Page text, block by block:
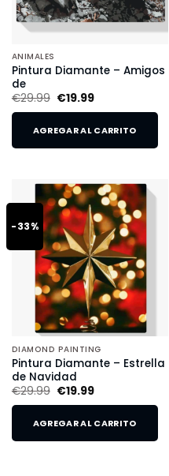
ANIMALES
Pintura Diamante – Amigos
de
€29.99 €19.99
AGREGAR AL CARRITO
-33%
DIAMOND PAINTING
Pintura Diamante – Estrella
de Navidad
€29.99 €19.99
AGREGAR AL CARRITO